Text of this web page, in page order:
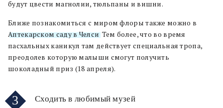
будут цвести магнолии, тюльпаны и вишни.
Ближе познакомиться с миром флоры также можно в
Аптекарском саду в Челси. Тем более, что во время
пасхальных каникул там действует специальная тропа,
преодолев которую малыши смогут получить
шоколадный приз (18 апреля).
3 Сходить в любимый музей